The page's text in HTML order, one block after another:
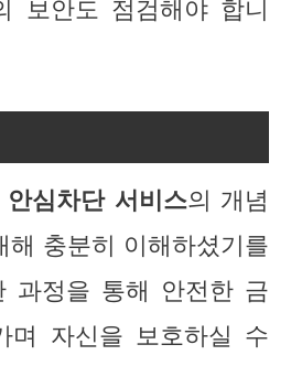
보안도 점검해야 합니
안심차단 서비스의 개념
해 충분히 이해하셨기를
과정을 통해 안전한 금
며 자신을 보호하실 수